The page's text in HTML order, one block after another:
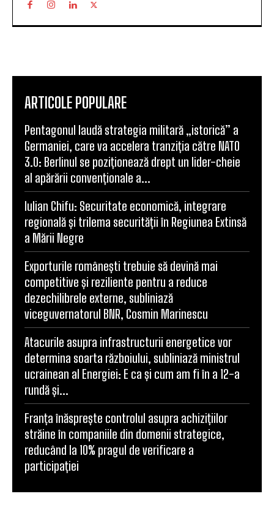
ARTICOLE POPULARE
Pentagonul laudă strategia militară „istorică” a
Germaniei, care va accelera tranziția către NATO
3.0: Berlinul se poziționează drept un lider-cheie
al apărării convenționale a...
Iulian Chifu: Securitate economică, integrare
regională și trilema securității în Regiunea Extinsă
a Mării Negre
Exporturile românești trebuie să devină mai
competitive și reziliente pentru a reduce
dezechilibrele externe, subliniază
viceguvernatorul BNR, Cosmin Marinescu
Atacurile asupra infrastructurii energetice vor
determina soarta războiului, subliniază ministrul
ucrainean al Energiei: E ca și cum am fi în a 12-a
rundă și...
Franța înăsprește controlul asupra achizițiilor
străine în companiile din domenii strategice,
reducând la 10% pragul de verificare a
participației